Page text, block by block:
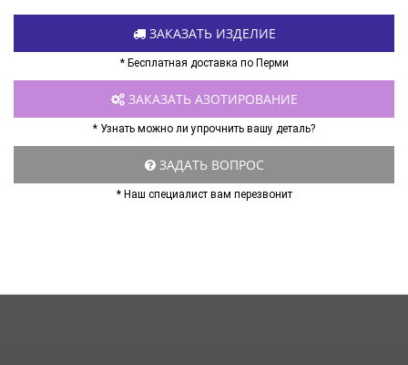
ЗАКАЗАТЬ ИЗДЕЛИЕ
* Бесплатная доставка по Перми
ЗАКАЗАТЬ АЗОТИРОВАНИЕ
* Узнать можно ли упрочнить вашу деталь?
ЗАДАТЬ ВОПРОС
* Наш специалист вам перезвонит